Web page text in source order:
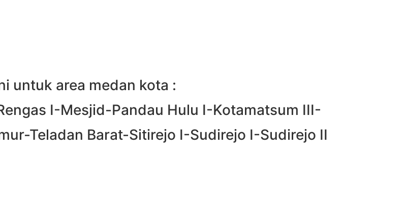
untuk area medan kota :
I-Mesjid-Pandau Hulu I-Kotamatsum III-
Teladan Barat-Sitirejo I-Sudirejo I-Sudirejo II